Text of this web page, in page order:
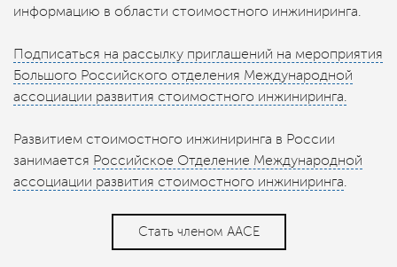
информацию в области стоимостного инжиниринга.
Подписаться на рассылку приглашений на мероприятия
Большого Российского отделения Международной
ассоциации развития стоимостного инжиниринга.
Развитием стоимостного инжиниринга в России
занимается Российское Отделение Международной
ассоциации развития стоимостного инжиниринга.
Стать членом AACE